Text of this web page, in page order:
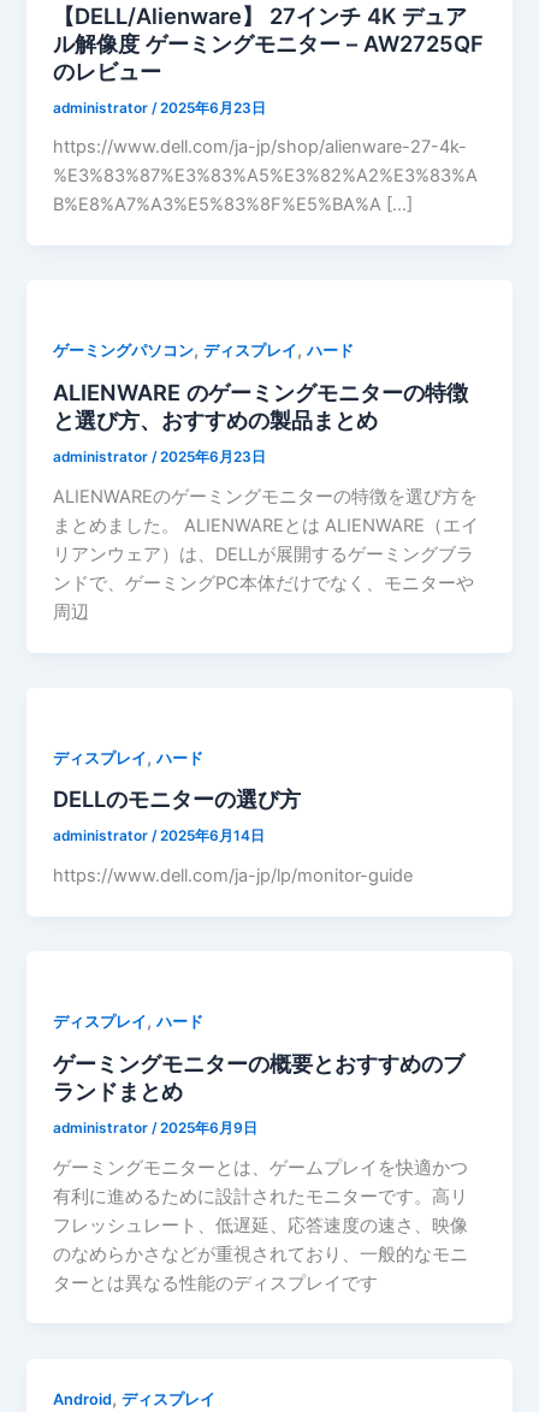
【DELL/Alienware】 27インチ 4K デュア
ル解像度 ゲーミングモニター – AW2725QF
のレビュー
administrator /2025年6月23日
https://www.dell.com/ja-jp/shop/alienware-27-4k-
%E3%83%87%E3%83%A5%E3%82%A2%E3%83%A
B%E8%A7%A3%E5%83%8F%E5%BA%A […]
ゲーミングパソコン,ディスプレイ,ハード
ALIENWARE のゲーミングモニターの特徴
と選び方、おすすめの製品まとめ
administrator/2025年6月23日
ALIENWAREのゲーミングモニターの特徴を選び方を
まとめました。 ALIENWAREとは ALIENWARE（エイ
リアンウェア）は、DELLが展開するゲーミングブラ
ンドで、ゲーミングPC本体だけでなく、モニターや
周辺
ディスプレイ,ハード
DELLのモニターの選び方
administrator/2025年6月14日
https://www.dell.com/ja-jp/lp/monitor-guide
ディスプレイ,ハード
ゲーミングモニターの概要とおすすめのブ
ランドまとめ
administrator /2025年6月9日
ゲーミングモニターとは、ゲームプレイを快適かつ
有利に進めるために設計されたモニターです。高リ
フレッシュレート、低遅延、応答速度の速さ、映像
のなめらかさなどが重視されており、一般的なモニ
ターとは異なる性能のディスプレイです
Android,ディスプレイ